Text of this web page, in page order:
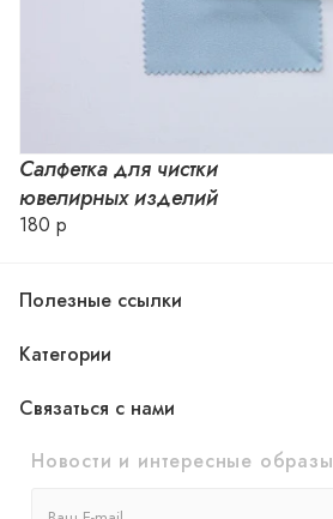
Салфетка для чистки
ювелирных изделий
180 р
Полезные ссылки
Категории
Связаться с нами
Новости и интересные образы